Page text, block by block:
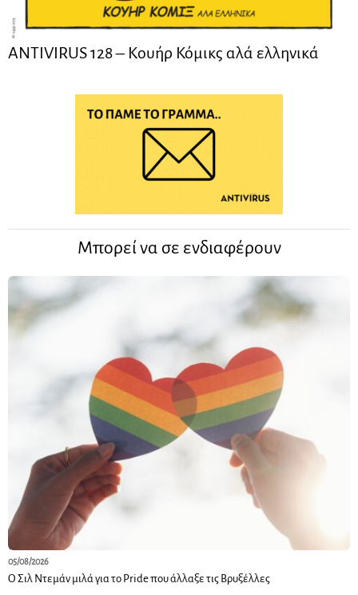
ANTIVIRUS 128 – Kουήρ Κόμικς αλά ελληνικά
Μπορεί να σε ενδιαφέρουν
05/08/2026
Ο Σιλ Ντεμάν μιλά για το Pride που άλλαξε τις Βρυξέλλες